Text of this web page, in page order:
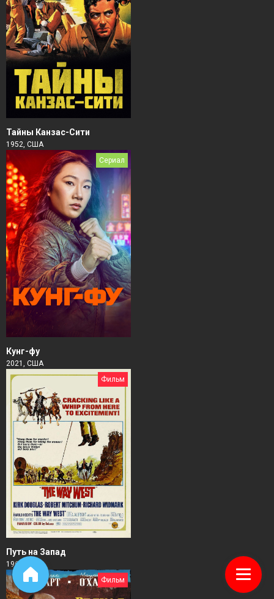
Тайны Канзас-Сити
1952, США
Сериал
Кунг-фу
2021, США
Фильм
Путь на Запад
1967, США
Фильм